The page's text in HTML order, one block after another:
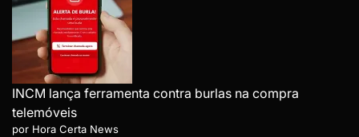
INCM lança ferramenta contra burlas na compra
telemóveis
por Hora Certa News